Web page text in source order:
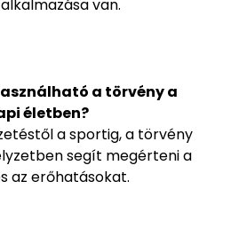
van.
a törvény a
életben?
a sportig, a törvény
segít megérteni a
az erőhatásokat.